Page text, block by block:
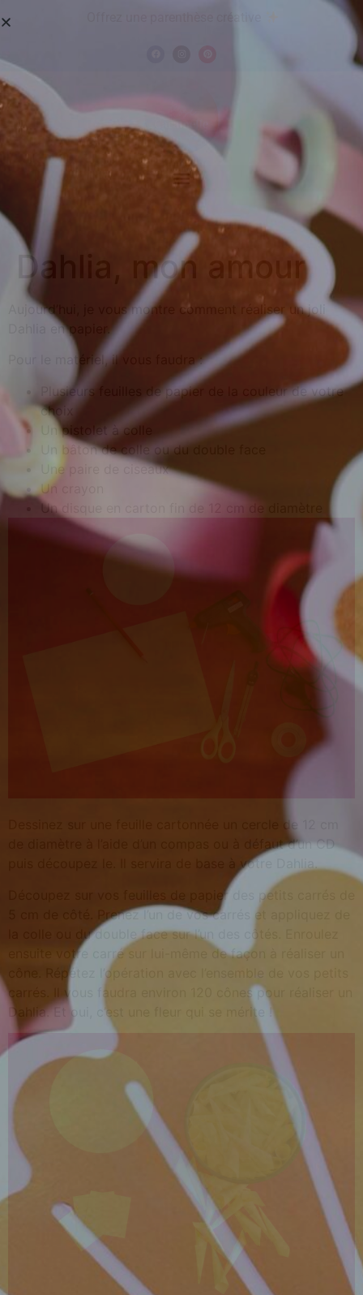
Dahlia, mon amour
Aujourd’hui, je vous montre comment réaliser un joli
Dahlia en papier.
Pour le matériel, il vous faudra :
Plusieurs feuilles de papier de la couleur de votre
choix
Un pistolet à colle
Un bâton de colle ou du double face
Une paire de ciseaux
Un crayon
Un disque en carton fin de 12 cm de diamètre
Dessinez sur une feuille cartonnée un cercle de 12 cm
de diamètre à l’aide d’un compas ou à défaut d’un CD
puis découpez le. Il servira de base à votre Dahlia.
Découpez sur vos feuilles de papier des petits carrés de
5 cm de côté. Prenez l’un de vos carrés et appliquez de
la colle ou du double face sur l’un des côtés. Enroulez
ensuite votre carré sur lui-même de façon à réaliser un
cône. Répétez l’opération avec l’ensemble de vos petits
carrés. Il vous faudra environ 120 cônes pour réaliser un
Dahlia. Et oui, c’est une fleur qui se mérite !